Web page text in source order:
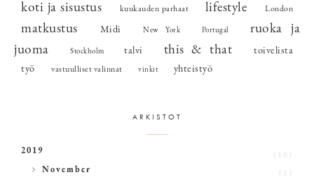
koti ja sisustus kuukauden parhaat lifestyle London
matkustus Midi New York Portugal
ruoka ja
juoma
Stockholm talvi this & that
toivelista
työ
vastuulliset valinnat vinkit yhteistyö
ARKISTOT
2019
(10)
►
November